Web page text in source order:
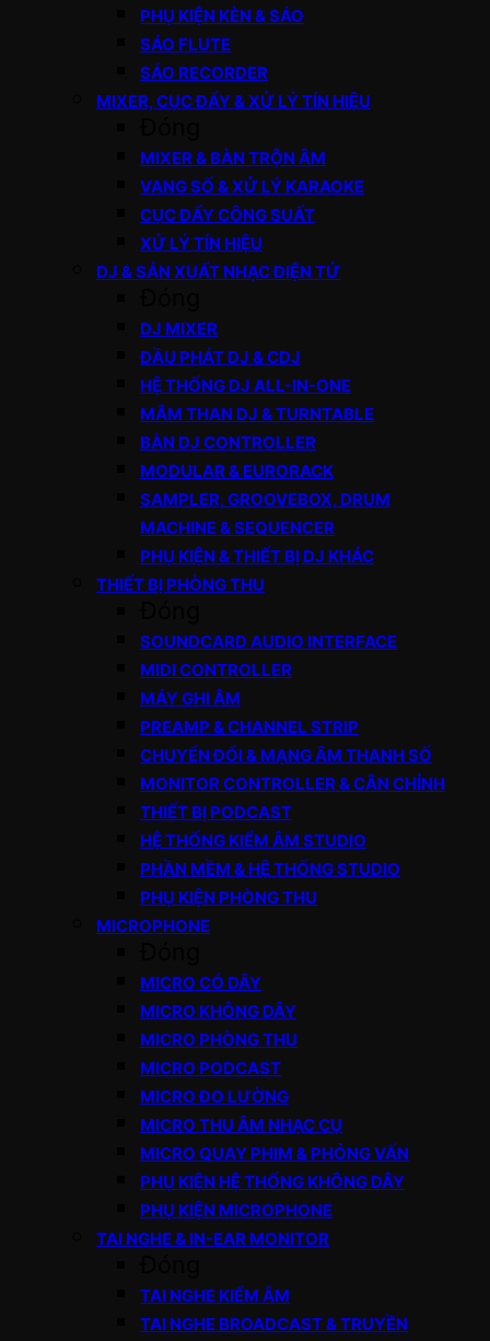
PHỤ KIỆN KÈN & SÁO
SÁO FLUTE
SÁO RECORDER
MIXER, CỤC ĐẨY & XỬ LÝ TÍN HIỆU
MIXER & BÀN TRỘN ÂM
VANG SỐ & XỬ LÝ KARAOKE
CỤC ĐẨY CÔNG SUẤT
XỬ LÝ TÍN HIỆU
DJ & SẢN XUẤT NHẠC ĐIỆN TỬ
DJ MIXER
ĐẦU PHÁT DJ & CDJ
HỆ THỐNG DJ ALL-IN-ONE
MÂM THAN DJ & TURNTABLE
BÀN DJ CONTROLLER
MODULAR & EURORACK
SAMPLER, GROOVEBOX, DRUM
MACHINE & SEQUENCER
PHỤ KIỆN & THIẾT BỊ DJ KHÁC
THIẾT BỊ PHÒNG THU
SOUNDCARD AUDIO INTERFACE
MIDI CONTROLLER
MÁY GHI ÂM
PREAMP & CHANNEL STRIP
CHUYỂN ĐỔI & MẠNG ÂM THANH SỐ
MONITOR CONTROLLER & CÂN CHỈNH
THIẾT BỊ PODCAST
HỆ THỐNG KIỂM ÂM STUDIO
PHẦN MỀM & HỆ THỐNG STUDIO
PHỤ KIỆN PHÒNG THU
MICROPHONE
MICRO CÓ DÂY
MICRO KHÔNG DÂY
MICRO PHÒNG THU
MICRO PODCAST
MICRO ĐO LƯỜNG
MICRO THU ÂM NHẠC CỤ
MICRO QUAY PHIM & PHỎNG VẤN
PHỤ KIỆN HỆ THỐNG KHÔNG DÂY
PHỤ KIỆN MICROPHONE
TAI NGHE & IN-EAR MONITOR
TAI NGHE KIỂM ÂM
TAI NGHE BROADCAST & TRUYỀN